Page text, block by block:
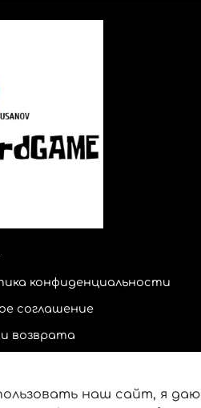
конфиденциальности
соглашение
возврата
наш сайт, я